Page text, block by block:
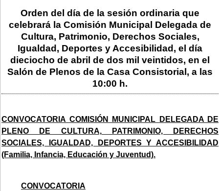
Orden del día de la sesión ordinaria que
celebrará la Comisión Municipal Delegada de
Cultura, Patrimonio, Derechos Sociales,
Igualdad, Deportes y Accesibilidad, el día
dieciocho de abril de dos mil veintidos, en el
Salón de Plenos de la Casa Consistorial, a las
10:00 h.
CONVOCATORIA COMISIÓN MUNICIPAL DELEGADA DE
PLENO DE CULTURA, PATRIMONIO, DERECHOS
SOCIALES, IGUALDAD, DEPORTES Y ACCESIBILIDAD
(Familia, Infancia, Educación y Juventud).
CONVOCATORIA